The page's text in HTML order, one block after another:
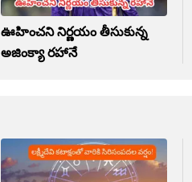
ఊహించని నిర్ణయం తీసుకున్న
అజింక్యా రహానే